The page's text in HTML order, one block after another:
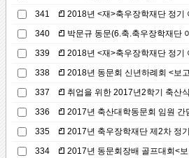
341
2018년 <재>축우장학재단 정기
340
박문규 동문(6.축.축우장학재단
339
2018년 <재>축우장학재단 정기
338
2018년 동문회 신년하례회 <보
337
취업을 위한 2017년2학기 축산
336
2017년 축산대학동문회 임원 간
335
2017년 축우장학재단 제2차 정
334
2017년 동문회장배 골프대회<